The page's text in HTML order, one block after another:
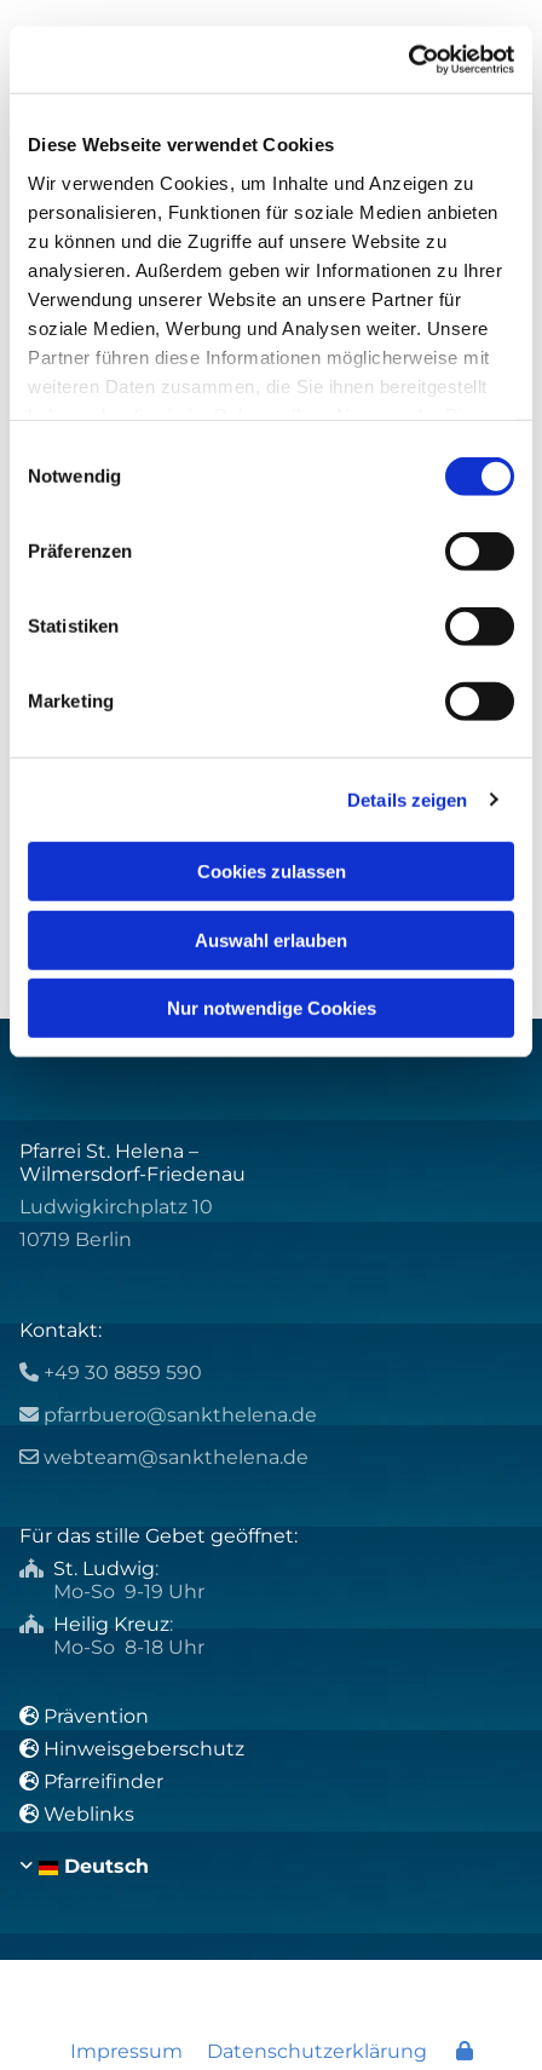
Diese Webseite verwendet Cookies
Wir verwenden Cookies, um Inhalte und Anzeigen zu
personalisieren, Funktionen für soziale Medien anbieten
zu können und die Zugriffe auf unsere Website zu
analysieren. Außerdem geben wir Informationen zu Ihrer
Verwendung unserer Website an unsere Partner für
soziale Medien, Werbung und Analysen weiter. Unsere
Partner führen diese Informationen möglicherweise mit
weiteren Daten zusammen, die Sie ihnen bereitgestellt
Notwendig
Präferenzen
Statistiken
Marketing
Details zeigen
Cookies zulassen
Auswahl erlauben
Nur notwendige Cookies
Dies könnte Sie auch
interessieren
Pfarrei St. Helena –
Wilmersdorf-Friedenau
Ludwigkirchplatz 10
10719 Berlin
Kontakt:
 +49 30 8859 590
 pfarrbuero@sankthelena.de
 webteam@sankthelena.de
Für das stille Gebet geöffnet:
 St. Ludwig:
Mo-So 9-19 Uhr
 Heilig Kreuz:
Mo-So 8-18 Uhr
 Prävention
 Hinweisgeberschutz
 Pfarreifinder
 Weblinks
Deutsch
Impressum Datenschutzerklärung